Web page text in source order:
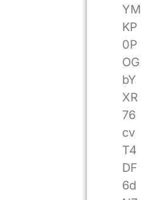
YM
KP
0P
OG
bY
XR
76
cv
T4
DF
6d